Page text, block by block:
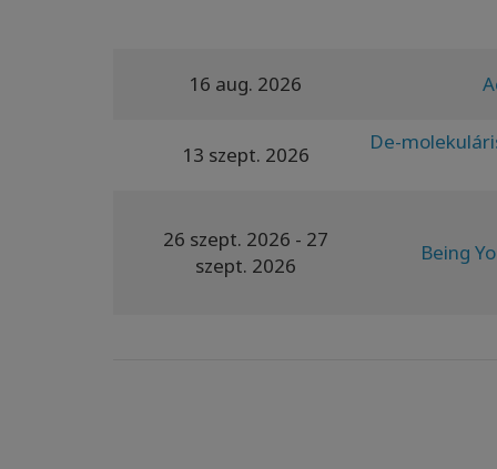
16 aug. 2026
13 szept. 2026
De-
26 szept. 2026 - 27
szept. 2026
Being